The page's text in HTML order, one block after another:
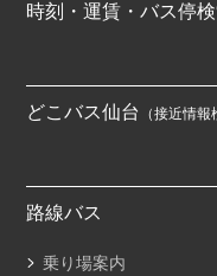
時刻・運賃・バス停
どこバス仙台 （接近情報
路線バス
乗り場案内